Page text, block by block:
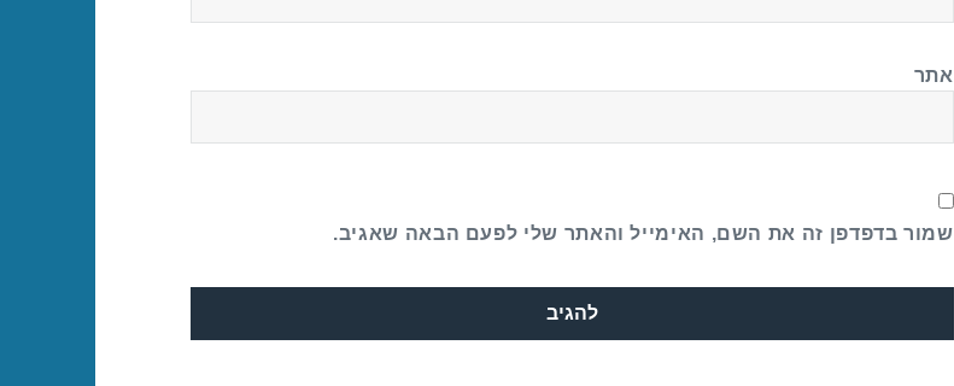
אתר
שמור בדפדפן זה את השם, האימייל והאתר שלי לפעם הבאה שאגיב.